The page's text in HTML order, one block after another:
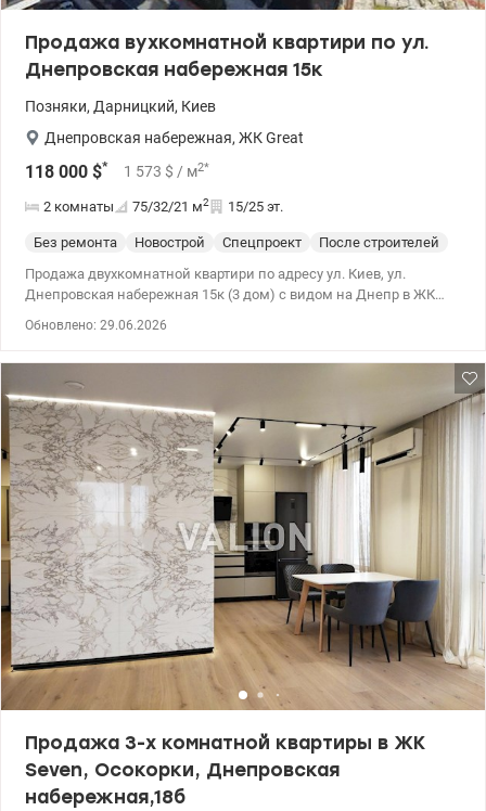
Продажа вухкомнатной квартири по ул.
Днепровская набережная 15к
Позняки, Дарницкий, Киев
Днепровская набережная, ЖК Great
118 000 $* 1 573 $ / м2*
2 комнаты 75/32/21 м2 15/25 эт.
Без ремонта Новострой Спецпроект
После строителей
Продажа двухкомнатной квартири по адресу ул. Киев, ул.
Днепровская набережная 15к (3 дом) с видом на Днепр в ЖК
Mall с гипермаркетами, бутиками, кинотеатрами и фуд-кортом.
Между домами есть небольшой ландшафтный парк,
установлены современные детские площадки и оборудование
для воркаута. Вода, канализация, электричество подключены к
городу, а отопление в ЖК автономное, за счет собственных
котельных. т. Цена 118000у.е , 066 676 22 40 Елена
,Valion.ua/1095919
Обновлено: 29.06.2026
Продажа 3-х комнатной квартиры в ЖК
Seven, Осокорки, Днепровская
набережная,18б